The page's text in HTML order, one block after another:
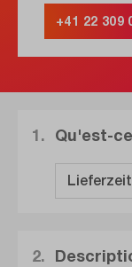
+41 22 309
Qu'est-
1.
2.